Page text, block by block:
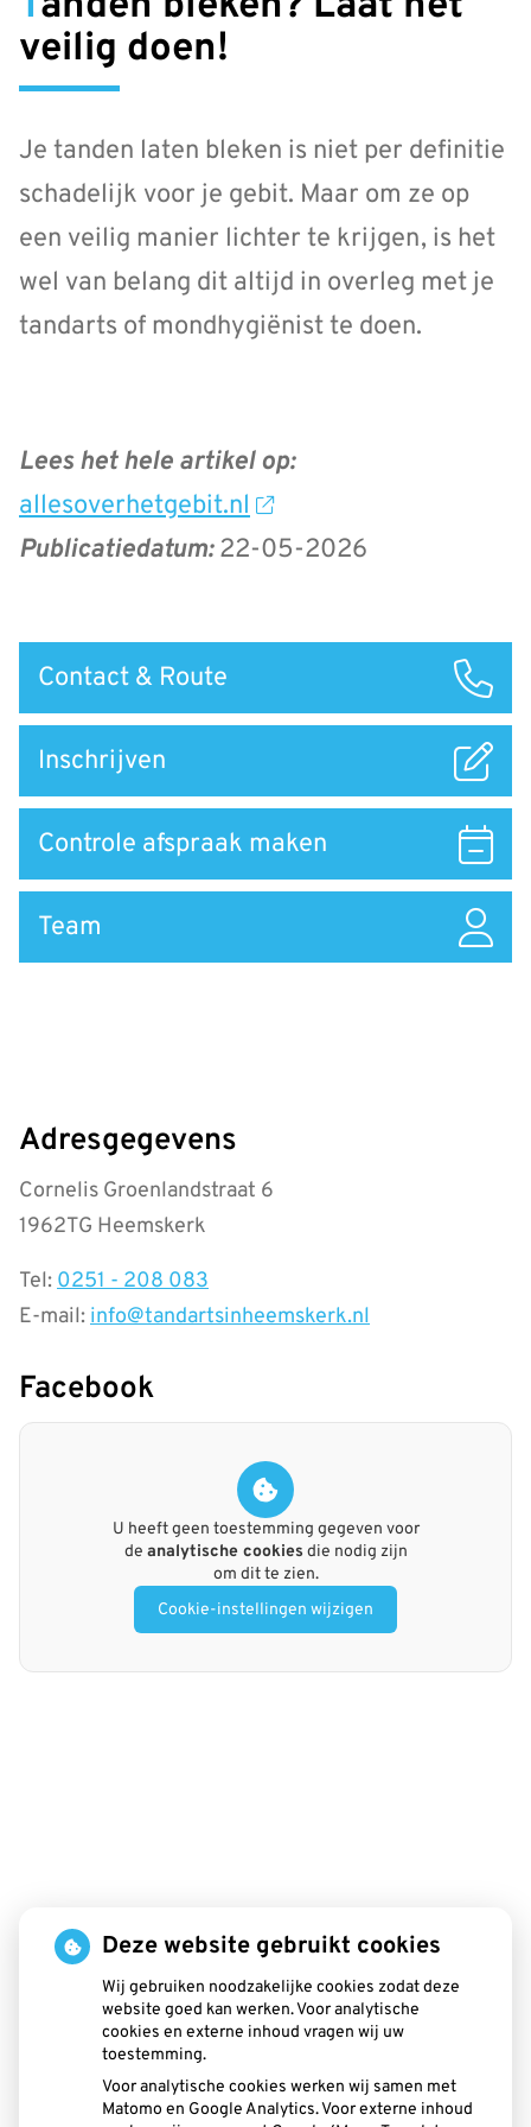
veilig doen!
Je tanden laten bleken is niet per definitie
schadelijk voor je gebit. Maar om ze op
een veilig manier lichter te krijgen, is het
wel van belang dit altijd in overleg met je
tandarts of mondhygiënist te doen.
Lees het hele artikel op:
allesoverhetgebit.nl
Publicatiedatum:22-05-2026
naar
Contact & Route
Inschrijven
Controle afspraak maken
Team
Adresgegevens
Cornelis Groenlandstraat 6
1962TG Heemskerk
Tel:0251 - 208 083
E-mail:info@tandartsinheemskerk.nl
Facebook
U heeft geen toestemming gegeven voor
de analytische cookies die nodig zijn
om dit te zien.
Cookie-instellingen wijzigen
Deze website gebruikt cookies
Wij gebruiken noodzakelijke cookies zodat deze
website goed kan werken. Voor analytische
cookies en externe inhoud vragen wij uw
toestemming.
Voor analytische cookies werken wij samen met
Matomo en Google Analytics. Voor externe inhoud